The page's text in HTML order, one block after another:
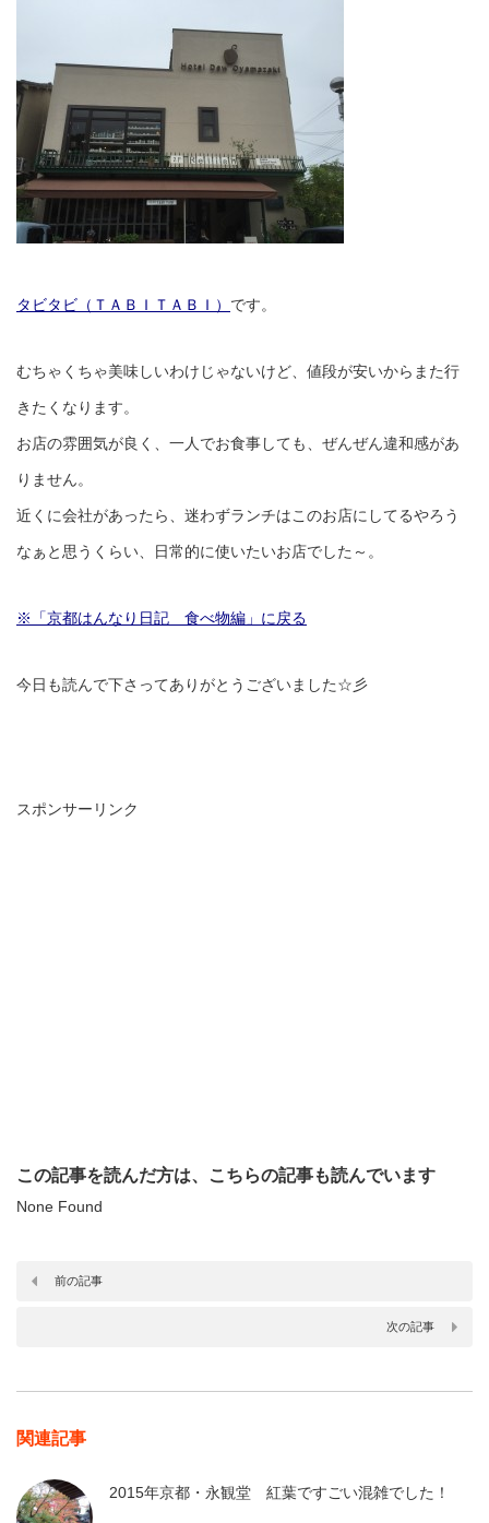
タビタビ（ＴＡＢＩＴＡＢＩ） です。
むちゃくちゃ美味しいわけじゃないけど、値段が安いからまた行
きたくなります。
お店の雰囲気が良く、一人でお食事しても、ぜんぜん違和感があ
りません。
近くに会社があったら、迷わずランチはこのお店にしてるやろう
なぁと思うくらい、日常的に使いたいお店でした～。
※「京都はんなり日記 食べ物編」に戻る
今日も読んで下さってありがとうございました☆彡
スポンサーリンク
この記事を読んだ方は、こちらの記事も読んでいます
None Found
前の記事
次の記事
関連記事
2015年京都・永観堂 紅葉ですごい混雑でした！